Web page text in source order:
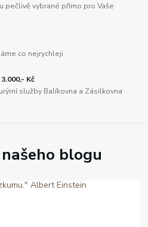
pečlivě vybrané přímo pro Vaše
co nejrychleji
Kč
služby Balíkovna a Zásilkovna
blogu